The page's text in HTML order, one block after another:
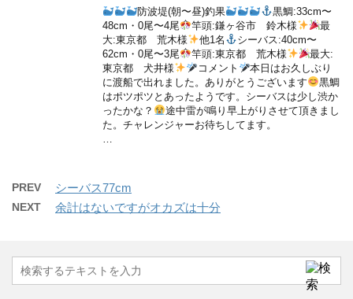
防波堤(朝〜昼)釣果
黒鯛:33cm〜
48cm・0尾〜4尾
竿頭:鎌ヶ谷市 鈴木様
最
大:東京都 荒木様
他1名
シーバス:40cm〜
62cm・0尾〜3尾
竿頭:東京都 荒木様
最大:
東京都 犬井様
コメント
本日はお久しぶり
に渡船で出れました。ありがとうございます
黒鯛
はポツポツとあったようです。シーバスは少し渋か
ったかな？
途中雷が鳴り早上がりさせて頂きまし
た。チャレンジャーお待ちしてます。
PREV シーバス77cm
NEXT 余計はないですがオカズは十分